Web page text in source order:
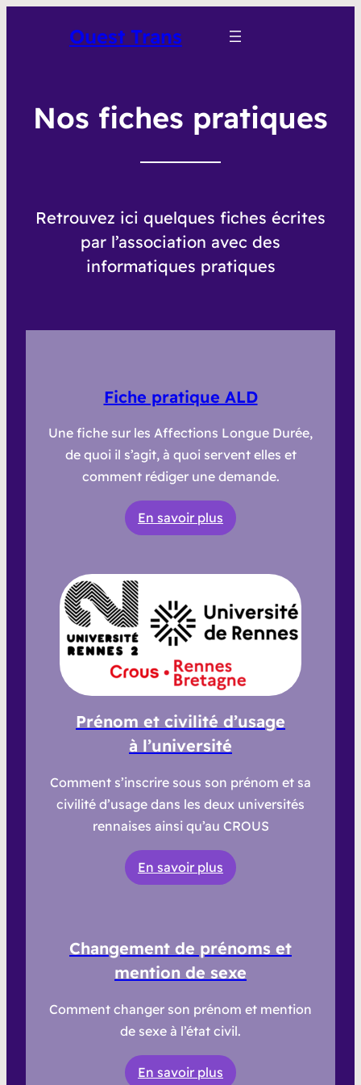
Ouest Trans
Nos fiches pratiques
Retrouvez ici quelques fiches écrites
par l’association avec des
informatiques pratiques
Fiche pratique ALD
Une fiche sur les Affections Longue Durée,
de quoi il s’agit, à quoi servent elles et
comment rédiger une demande.
En savoir plus
Prénom et civilité d’usage
à l’université
Comment s’inscrire sous son prénom et sa
civilité d’usage dans les deux universités
rennaises ainsi qu’au CROUS
En savoir plus
Changement de prénoms et
mention de sexe
Comment changer son prénom et mention
de sexe à l’état civil.
En savoir plus